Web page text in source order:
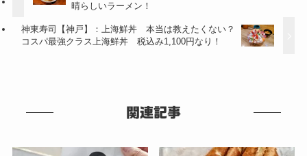
晴らしいラーメン！
神東寿司【神戸】：上海鮮丼 本当は教えたくない？
コスパ最強クラス上海鮮丼 税込み1,100円なり！
関連記事